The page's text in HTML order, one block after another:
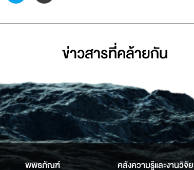
ข่าวสารที่่คล้ายกัน
พิพิธภัณฑ์ คลังความรู้และงานวิจัย